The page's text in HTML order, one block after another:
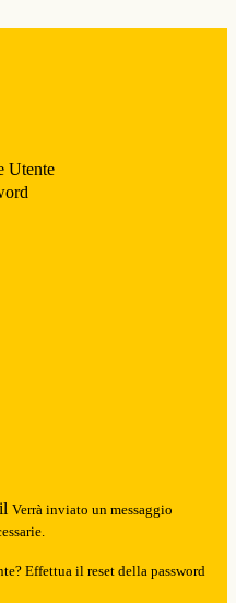
Utente
Verrà inviato un messaggio
Effettua il reset della password